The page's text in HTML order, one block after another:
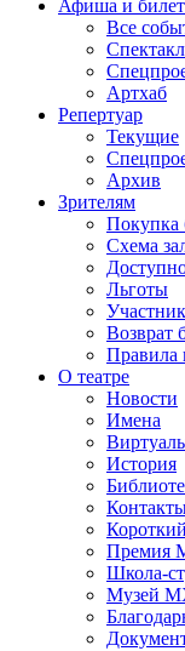
Афиша и
Все
Артхаб
Репертуар
Текущие
Архив
Зрителям
Покупка
Схема
Льготы
Возврат
Правила
О театре
Новости
Имена
История
Премия
Школа-
Музей